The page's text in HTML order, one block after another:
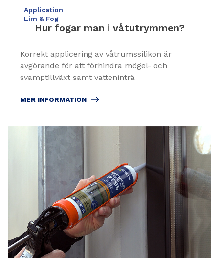
Application
Lim & Fog
Hur fogar man i våtutrymmen?
Korrekt applicering av våtrumssilikon är
avgörande för att förhindra mögel- och
svamptillväxt samt vatteninträ
MER INFORMATION